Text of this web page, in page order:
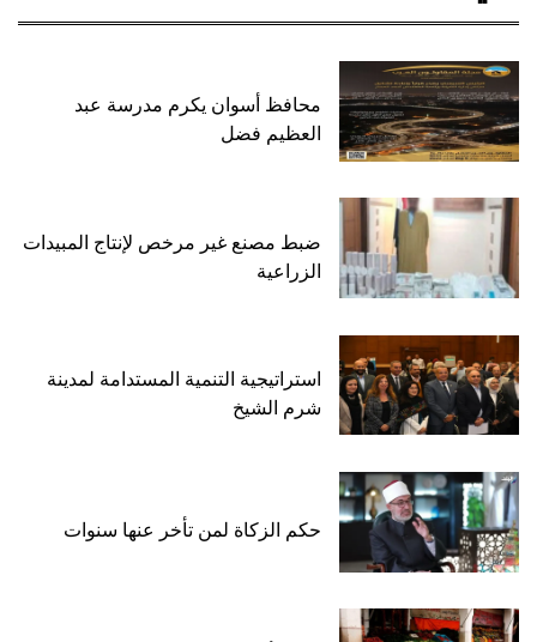
محافظ أسوان يكرم مدرسة عبد
العظيم فضل
ضبط مصنع غير مرخص لإنتاج المبيدات
الزراعية
استراتيجية التنمية المستدامة لمدينة
شرم الشيخ
حكم الزكاة لمن تأخر عنها سنوات